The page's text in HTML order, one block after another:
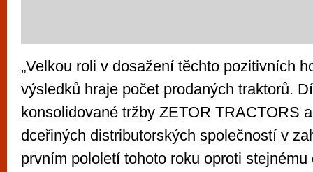
„Velkou roli v dosažení těchto pozitivních
výsledků hraje počet prodaných traktorů.
konsolidované tržby ZETOR TRACTORS
dceřiných distributorských společností v
prvním pololetí tohoto roku oproti stejnému